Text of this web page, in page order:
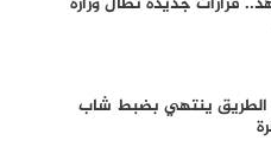
ينتهي بضبط شاب